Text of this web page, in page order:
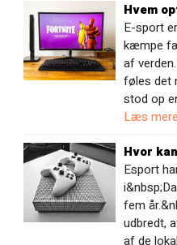
Hvem
E-sport
kæmpe
af
føles det
stod op
Læs mere
Hvor
Esport
fem
udbredt,
af de